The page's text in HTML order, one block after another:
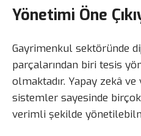
Yönetimi Öne
Gayrimenkul sektöründe
parçalarından biri tesis
olmaktadır. Yapay zekâ
sistemler sayesinde
verimli şekilde